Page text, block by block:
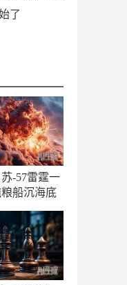
了
-57雷霆一
船沉海底